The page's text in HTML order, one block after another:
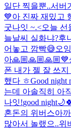
일단 찍을뿐..서버
💙아 진짜 재밌고
굿나잇 ~.<오늘 선
늘날씨 실화냐?후
어놓고 깜빡😅오
아🙏🏼🙏🏼🙏🏼💙
폰 내가 젤 잘 쓰지
했다 ㅎGood night
는데 아솔직히 아
나잇!good
혼돈의 위버스아
많아서 놀랬으..위